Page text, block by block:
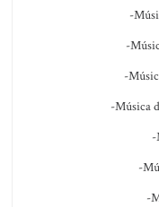
-
-
-
-Música
-
-
-